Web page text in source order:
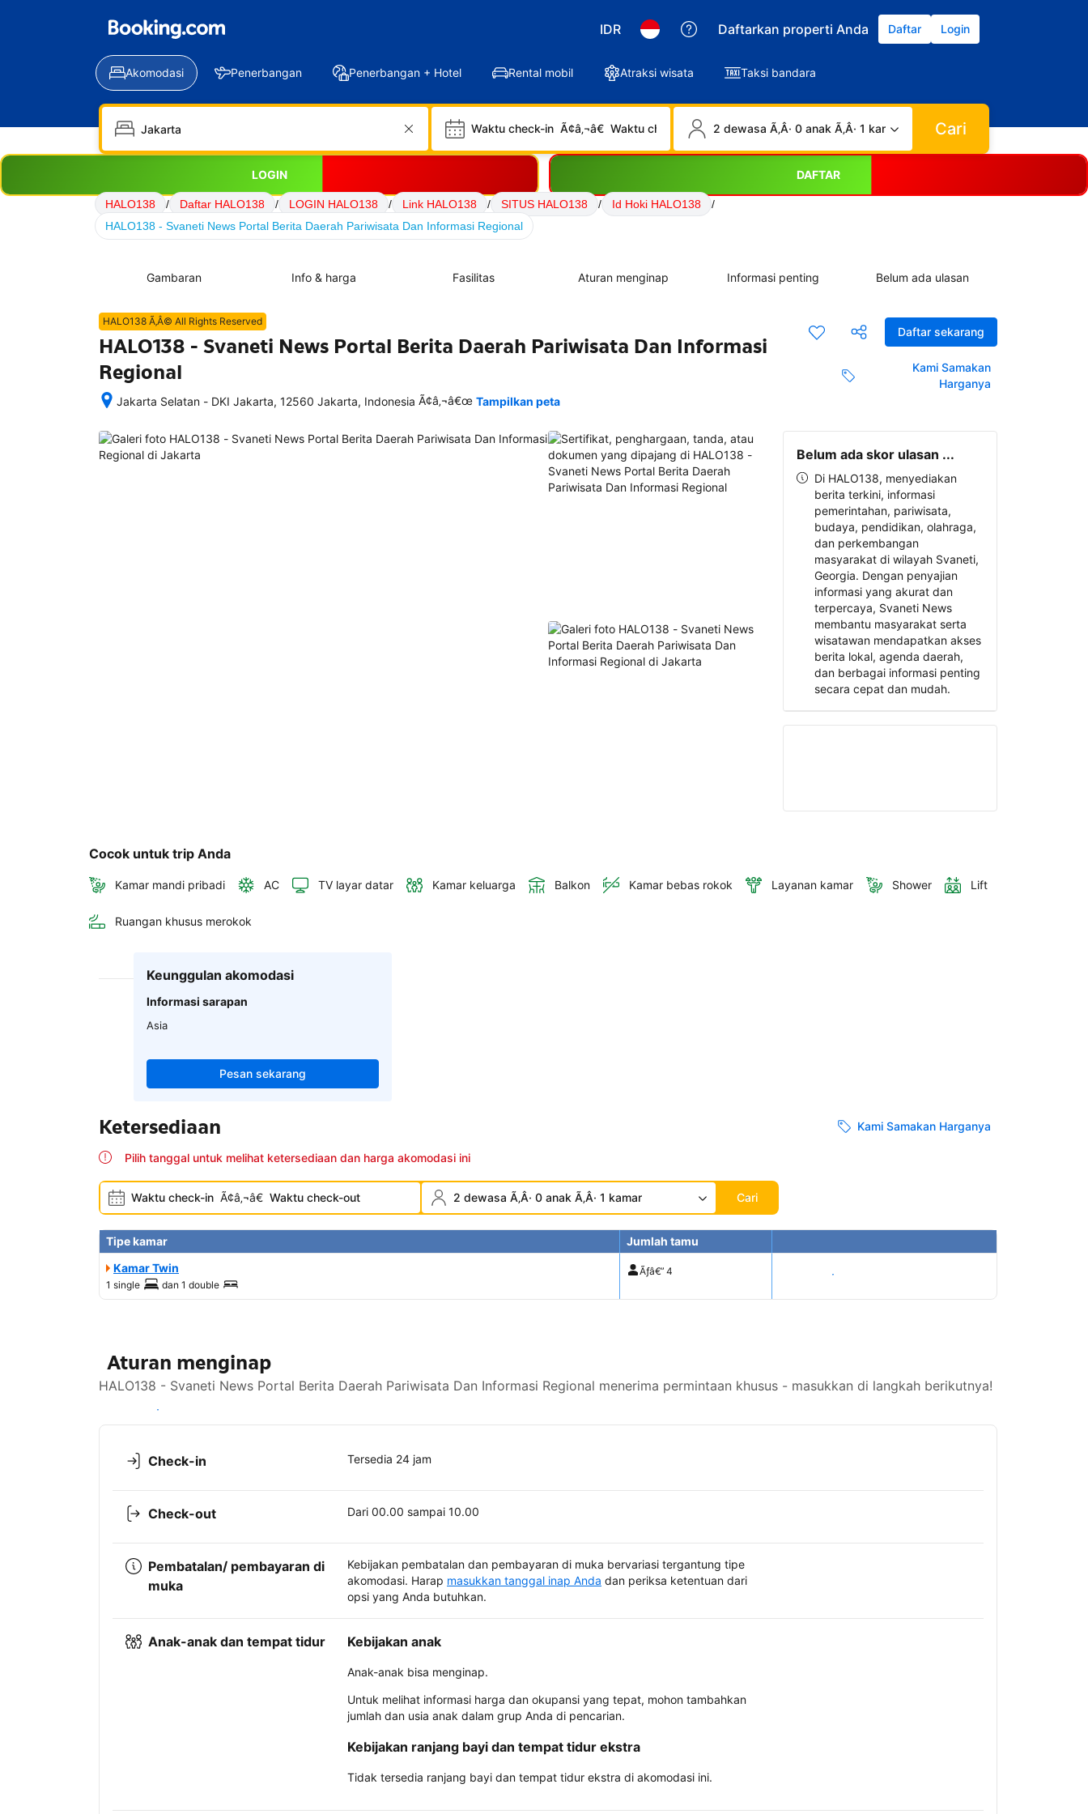
IDR Daftarkan properti Anda Daftar Login
Akomodasi Penerbangan Penerbangan + Hotel Rental mobil Atraksi wisata Taksi bandara
Waktu check-in Ã¢â‚¬â€ Waktu check-out 2 dewasa Ã‚Â· 0 anak Ã‚Â· 1 kamar Cari
LOGIN DAFTAR
HALO138 / Daftar HALO138 / LOGIN HALO138 / Link HALO138 / SITUS HALO138 / Id Hoki HALO138
/
HALO138 - Svaneti News Portal Berita Daerah Pariwisata Dan Informasi Regional
Gambaran Info & harga Fasilitas Aturan menginap Informasi penting Belum ada ulasan
Daftar sekarang
Kami Samakan
Harganya
HALO138 Ã‚Â© All Rights Reserved
HALO138 - Svaneti News Portal Berita Daerah Pariwisata Dan Informasi
Regional
Jakarta Selatan - DKI Jakarta, 12560 Jakarta, Indonesia
memesan,
semua
rincian
Ã¢â‚¬â€œ Tampilkan peta
Belum ada skor ulasan ...
Di HALO138, menyediakan
berita terkini, informasi
pemerintahan, pariwisata,
budaya, pendidikan, olahraga,
dan perkembangan
masyarakat di wilayah Svaneti,
Georgia. Dengan penyajian
informasi yang akurat dan
terpercaya, Svaneti News
membantu masyarakat serta
wisatawan mendapatkan akses
berita lokal, agenda daerah,
dan berbagai informasi penting
secara cepat dan mudah.
Cocok untuk trip Anda
Kamar mandi pribadi AC TV layar datar Kamar keluarga Balkon Kamar bebas rokok Layanan kamar Shower Lift
Ruangan khusus merokok
Keunggulan akomodasi
Informasi sarapan
Asia
Pesan sekarang
Ketersediaan Kami Samakan Harganya
Pilih tanggal untuk melihat ketersediaan dan harga akomodasi ini
Waktu check-in Ã¢â‚¬â€ Waktu check-out 2 dewasa Ã‚Â· 0 anak Ã‚Â· 1 kamar Cari
Tipe kamar
Jumlah tamu
Kamar Twin
1 single dan 1 double
Ãƒâ€” 4 Tampilkan harga
Aturan menginap
HALO138 - Svaneti News Portal Berita Daerah Pariwisata Dan Informasi Regional menerima permintaan khusus - masukkan di langkah berikutnya!
Lihat ketersediaan
Check-in Tersedia 24 jam
Check-out Dari 00.00 sampai 10.00
Pembatalan/ pembayaran di
muka
Kebijakan pembatalan dan pembayaran di muka bervariasi tergantung tipe
akomodasi. Harap masukkan tanggal inap Anda dan periksa ketentuan dari
opsi yang Anda butuhkan.
Anak-anak dan tempat tidur Kebijakan anak
Anak-anak bisa menginap.
Untuk melihat informasi harga dan okupansi yang tepat, mohon tambahkan
jumlah dan usia anak dalam grup Anda di pencarian.
Kebijakan ranjang bayi dan tempat tidur ekstra
Tidak tersedia ranjang bayi dan tempat tidur ekstra di akomodasi ini.